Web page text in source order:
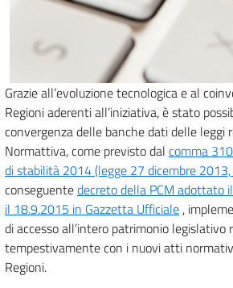
Grazie all’evoluzione tecnologica e al
Regioni aderenti all’iniziativa, è stato
convergenza delle banche dati delle leggi
Normattiva, come previsto dal comma
di stabilità 2014 (legge 27 dicembre
conseguentedecreto della PCM adottato
il 18.9.2015 in Gazzetta Ufficiale ,
di accesso all’intero patrimonio legislativo
tempestivamente con i nuovi atti
Regioni.